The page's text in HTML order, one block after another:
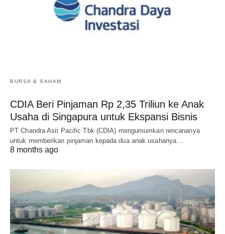
BURSA & SAHAM
CDIA Beri Pinjaman Rp 2,35 Triliun ke Anak
Usaha di Singapura untuk Ekspansi Bisnis
PT Chandra Asri Pacific Tbk (CDIA) mengumumkan rencananya
untuk memberikan pinjaman kepada dua anak usahanya…
8 months ago